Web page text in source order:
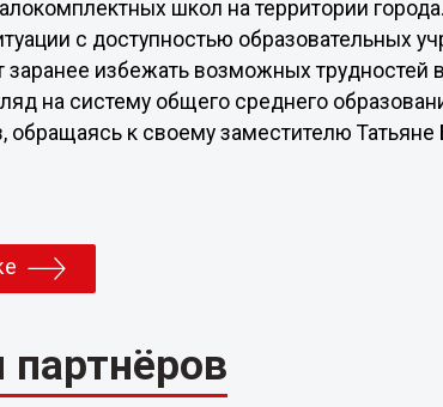
школ на территории
с доступностью образовательных
заранее избежать возможных трудностей
на систему общего среднего
обращаясь к своему заместителю Татьяне
партнёров